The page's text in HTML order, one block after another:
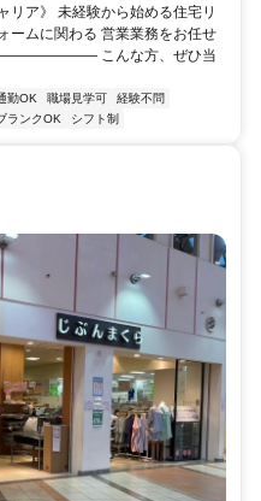
リア》 未経験から始める住宅リ
ームに関わる 営業業務をお任せ
こんな方、ぜひ当
勤OK 職場見学可
経験不問
ランクOK シフト制